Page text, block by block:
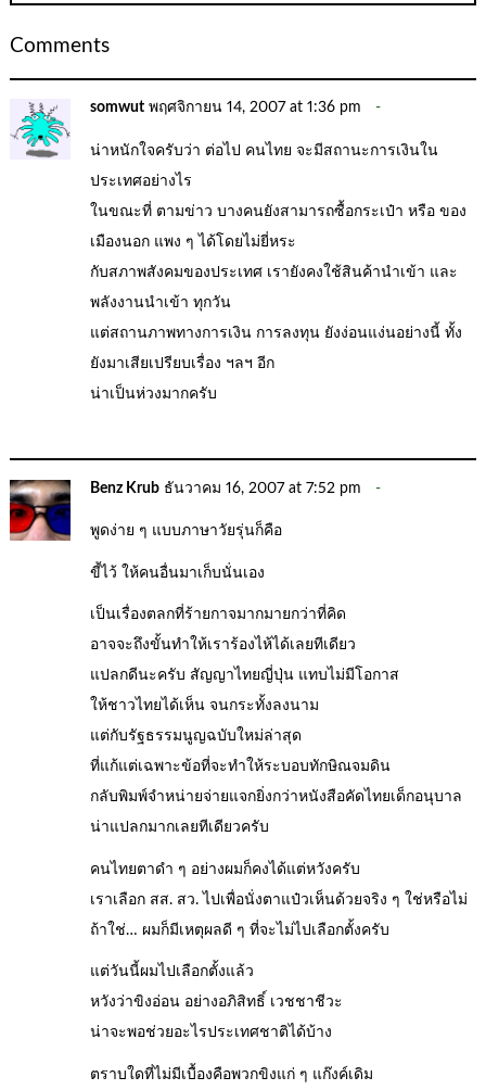
Comments
somwut พฤศจิกายน 14, 2007 at 1:36 pm
น่าหนักใจครับว่า ต่อไป คนไทย จะมีสถานะการเงินใน
ประเทศอย่างไร
ในขณะที่ ตามข่าว บางคนยังสามารถซื้อกระเป๋า หรือ ของ
เมืองนอก แพง ๆ ได้โดยไม่ยี่หระ
กับสภาพสังคมของประเทศ เรายังคงใช้สินค้านำเข้า และ
พลังงานนำเข้า ทุกวัน
แต่สถานภาพทางการเงิน การลงทุน ยังง่อนแง่นอย่างนี้ ทั้ง
ยังมาเสียเปรียบเรื่อง ฯลฯ อีก
น่าเป็นห่วงมากครับ
Benz Krub ธันวาคม 16, 2007 at 7:52 pm
พูดง่าย ๆ แบบภาษาวัยรุ่นก็คือ
ขี้ไว้ ให้คนอื่นมาเก็บนั่นเอง
เป็นเรื่องตลกที่ร้ายกาจมากมายกว่าที่คิด
อาจจะถึงขั้นทำให้เราร้องไห้ได้เลยทีเดียว
แปลกดีนะครับ สัญญาไทยญี่ปุ่น แทบไม่มีโอกาส
ให้ชาวไทยได้เห็น จนกระทั้งลงนาม
แต่กับรัฐธรรมนูญฉบับใหม่ล่าสุด
ที่แก้แต่เฉพาะข้อที่จะทำให้ระบอบทักษิณจมดิน
กลับพิมพ์จำหน่ายจ่ายแจกยิ่งกว่าหนังสือคัดไทยเด็กอนุบาล
น่าแปลกมากเลยทีเดียวครับ
คนไทยตาดำ ๆ อย่างผมก็คงได้แต่หวังครับ
เราเลือก สส. สว. ไปเพื่อนั่งตาแป๋วเห็นด้วยจริง ๆ ใช่หรือไม่
ถ้าใช่… ผมก็มีเหตุผลดี ๆ ที่จะไม่ไปเลือกตั้งครับ
แต่วันนี้ผมไปเลือกตั้งแล้ว
หวังว่าขิงอ่อน อย่างอภิสิทธิ์ เวชชาชีวะ
น่าจะพอช่วยอะไรประเทศชาติได้บ้าง
ตราบใดที่ไม่มีเบื้องคือพวกขิงแก่ ๆ แก๊งค์เดิม